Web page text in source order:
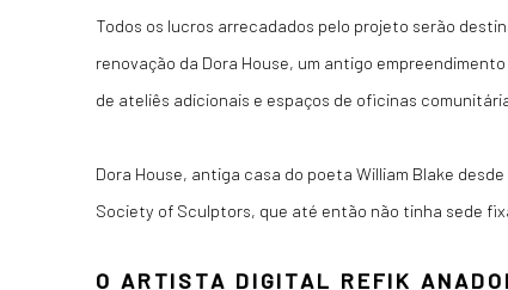
Todos os lucros arrecadados pelo projeto serão
renovação da Dora House, um antigo
de ateliês adicionais e espaços de oficinas
Dora House, antiga casa do poeta William Blake
Society of Sculptors, que até então não tinha sede
O ARTISTA DIGITAL REFIK